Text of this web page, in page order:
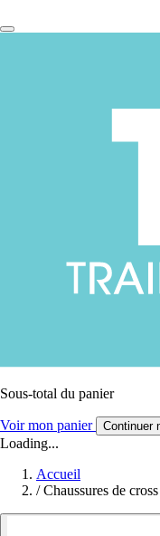
Sous-total du panier
Voir mon panier Continuer
Loading...
Accueil
/ Chaussures de